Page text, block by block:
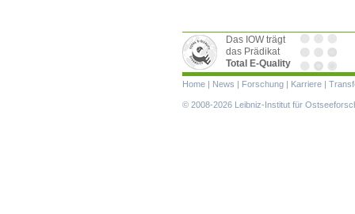
Das IOW trägt
das Prädikat
Total E-Quality
Navigation
Home News Forschung Karriere
© 2008-2026 Leibniz-Institut für